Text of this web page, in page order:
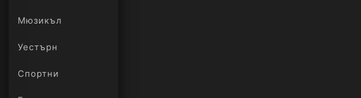
Мюзикъл
Уестърн
Спортни